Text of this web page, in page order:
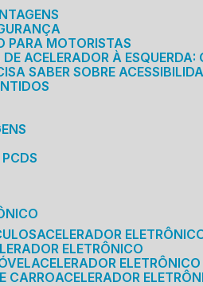
PARA MOTORISTAS
DE ACELERADOR À
SABER SOBRE
ACELERADOR
ELETRÔNICO
ACELERADOR
CARRO ACELERADOR